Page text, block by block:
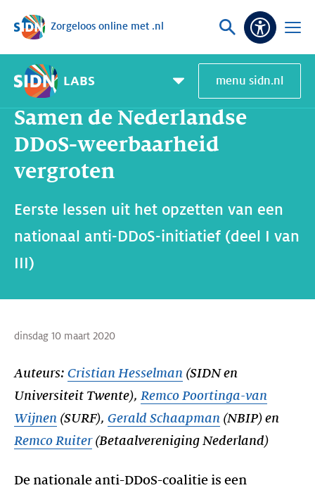
Sla navigatie over
Zorgeloos online met .nl
Vraag
zoek
Open
LABS
Pagemenu
toggle
menu sidn.nl
Home SIDN Labs
Samen de Nederlandse
DDoS-weerbaarheid
vergroten
Eerste lessen uit het opzetten van een
nationaal anti-DDoS-initiatief (deel I van
III)
dinsdag 10 maart 2020
Auteurs: Cristian Hesselman (SIDN en
Universiteit Twente), Remco Poortinga-van
Wijnen (SURF), Gerald Schaapman (NBIP) en
Remco Ruiter
De nationale anti-DDoS-coalitie is een